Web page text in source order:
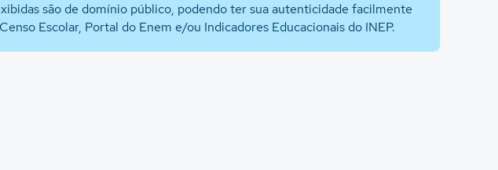
são de domínio público, podendo ter sua autenticidade facilmente
Escolar, Portal do Enem e/ou Indicadores Educacionais do INEP.